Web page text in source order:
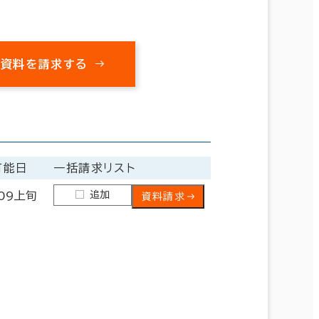
料を請求する
日 一括請求リスト
上旬 追加 資料請求